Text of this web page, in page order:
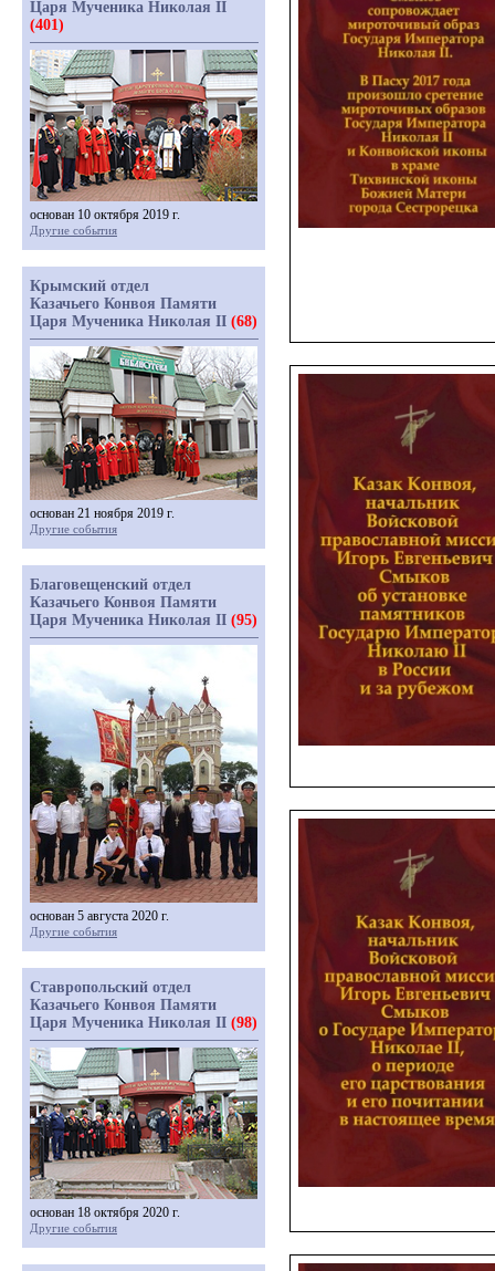
Царя Мученика Николая II
(401)
основан 10 октября 2019 г.
Другие события
Крымский отдел
Казачьего Конвоя Памяти
Царя Мученика Николая II (68)
основан 21 ноября 2019 г.
Другие события
Благовещенский отдел
Казачьего Конвоя Памяти
Царя Мученика Николая II (95)
основан 5 августа 2020 г.
Другие события
Ставропольский отдел
Казачьего Конвоя Памяти
Царя Мученика Николая II (98)
основан 18 октября 2020 г.
Другие события